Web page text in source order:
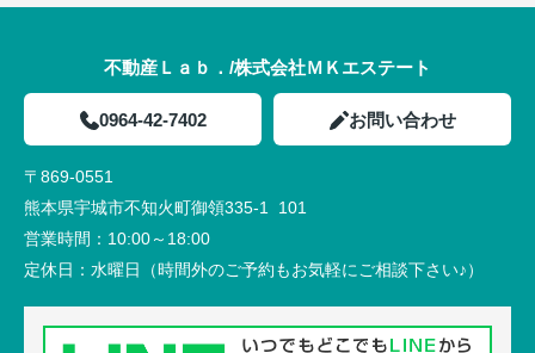
不動産Ｌａｂ．/株式会社ＭＫエステート
0964-42-7402 お問い合わせ
〒869-0551
熊本県宇城市不知火町御領335-1 101
営業時間： 10:00～18:00
定休日： 水曜日（時間外のご予約もお気軽にご相談下さい♪）